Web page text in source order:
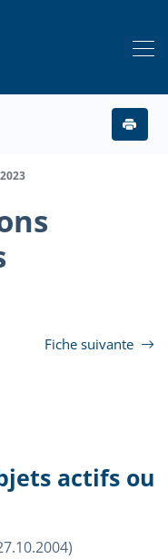
Fiche suivante
actifs ou